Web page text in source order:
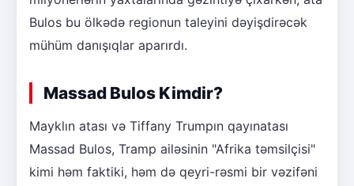
Bulos bu ölkədə regionun taleyini dəyişdirəcək
mühüm danışıqlar aparırdı.
Massad Bulos Kimdir?
Mayklın atası və Tiffany Trumpın qayınatası
Massad Bulos, Tramp ailəsinin "Afrika təmsilçisi"
kimi həm faktiki, həm də qeyri-rəsmi bir vəzifəni